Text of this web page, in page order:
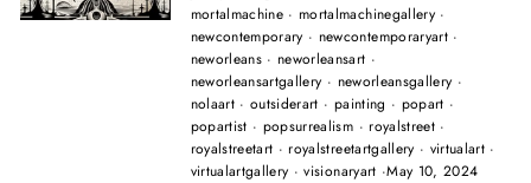
mortalmachine · mortalmachinegallery·
newcontemporary · newcontemporaryart·
neworleans · neworleansart ·
neworleansartgallery · neworleansgallery ·
nolaart ·outsiderart · painting · popart ·
popartist · popsurrealism · royalstreet·
royalstreetart · royalstreetartgallery · virtualart ·
virtualartgallery ·visionaryart ·May 10, 2024